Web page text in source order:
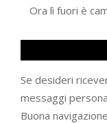
Ora lì fuori è
Se desideri
messaggi
Buona